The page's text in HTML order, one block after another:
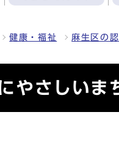
健康・福祉 麻生区の
にやさしい